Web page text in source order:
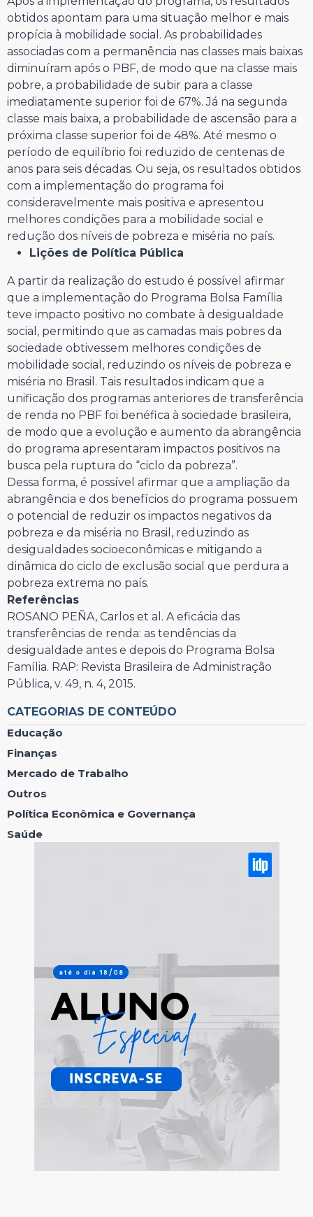
obtidos apontam para uma situação melhor e mais
propícia à mobilidade social. As probabilidades
associadas com a permanência nas classes mais baixas
diminuíram após o PBF, de modo que na classe mais
pobre, a probabilidade de subir para a classe
imediatamente superior foi de 67%. Já na segunda
classe mais baixa, a probabilidade de ascensão para a
próxima classe superior foi de 48%. Até mesmo o
período de equilíbrio foi reduzido de centenas de
anos para seis décadas. Ou seja, os resultados obtidos
com a implementação do programa foi
consideravelmente mais positiva e apresentou
melhores condições para a mobilidade social e
redução dos níveis de pobreza e miséria no país.
Lições de Política Pública
A partir da realização do estudo é possível afirmar
que a implementação do Programa Bolsa Família
teve impacto positivo no combate à desigualdade
social, permitindo que as camadas mais pobres da
sociedade obtivessem melhores condições de
mobilidade social, reduzindo os níveis de pobreza e
miséria no Brasil. Tais resultados indicam que a
unificação dos programas anteriores de transferência
de renda no PBF foi benéfica à sociedade brasileira,
de modo que a evolução e aumento da abrangência
do programa apresentaram impactos positivos na
busca pela ruptura do “ciclo da pobreza”.
Dessa forma, é possível afirmar que a ampliação da
abrangência e dos benefícios do programa possuem
o potencial de reduzir os impactos negativos da
pobreza e da miséria no Brasil, reduzindo as
desigualdades socioeconômicas e mitigando a
dinâmica do ciclo de exclusão social que perdura a
pobreza extrema no país.
Referências
ROSANO PEÑA, Carlos et al. A eficácia das
transferências de renda: as tendências da
desigualdade antes e depois do Programa Bolsa
Família. RAP: Revista Brasileira de Administração
Pública, v. 49, n. 4, 2015.
CATEGORIAS DE CONTEÚDO
Educação
Finanças
Mercado de Trabalho
Outros
Política Econômica e Governança
Saúde